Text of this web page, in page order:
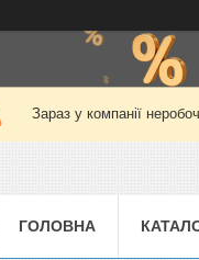
Зараз у компанії
ГОЛОВНА